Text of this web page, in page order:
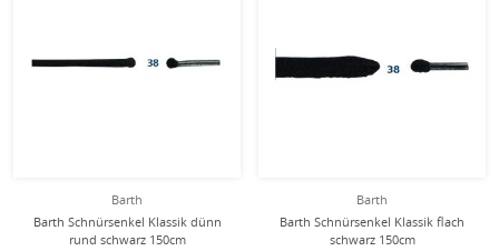
Barth
Barth Schnürsenkel Klassik dünn
rund schwarz 150cm
Barth
Barth Schnürsenkel Klassik flach
schwarz 150cm